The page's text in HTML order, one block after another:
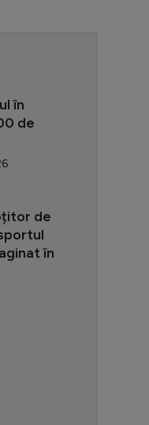
în
de
de
în